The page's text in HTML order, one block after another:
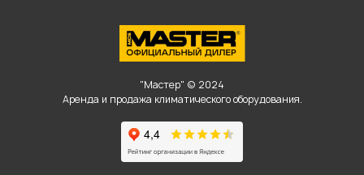
"Мастер" © 2024
Аренда и продажа климатического оборудования.